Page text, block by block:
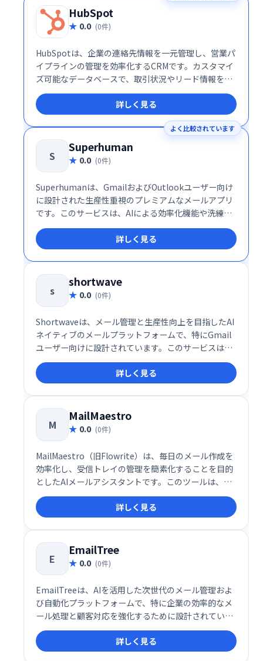
HubSpot
0.0 (0件)
HubSpotは、企業の連絡先情報を一元管理し、営業パ
イプラインの管理を効率化するCRMです。カスタマイ
ズ可能なデータベースで、取引状況やリード情報を一
括管理。受信トレイの検索時間を削減し、ビジネス成
長に集中できます。無料CRMを提供しており、簡単に
設定・利用可能です。
詳しく見る
よく比較されています
S
Superhuman
0.0 (0件)
Superhumanは、GmailおよびOutlookユーザー向け
に設計された生産性重視のプレミアムなメールアプリ
です。このサービスは、AIによる効率化機能や洗練さ
れたインターフェースを提供し、チーム全体のコミュ
ニケーションを迅速化するとともに、個々の作業効率
を向上させます。
詳しく見る
s
shortwave
0.0 (0件)
Shortwaveは、メール管理と生産性向上を目指したAI
ネイティブのメールプラットフォームで、特にGmail
ユーザー向けに設計されています。このサービスは、
高度なAI機能とリアルタイムのチームコラボレーショ
ン機能を備え、個人およびチームのメール業務を効率
化します。以下に、その特徴を専門家の視点から解説
します。
詳しく見る
M
MailMaestro
0.0 (0件)
MailMaestro（旧Flowrite）は、毎日のメール作成を
効率化し、受信トレイの管理を簡素化することを目的
としたAIメールアシスタントです。このツールは、シ
ンプルかつ強力なAI技術を活用して、少ない労力でプ
ロフェッショナルなメールを作成できる点が特徴で
す。日々のコミュニケーションにかかる負担を軽減
し、生産性を高めることを目指しています。
詳しく見る
E
EmailTree
0.0 (0件)
EmailTreeは、AIを活用した次世代のメール管理およ
び自動化プラットフォームで、特に企業の効率的なメ
ール処理と顧客対応を強化するために設計されていま
す。このサービスは、AIによるメールの分類、返信提
案、センチメント分析を統合し、受信トレイ管理の生
産性を劇的に向上させます。
詳しく見る